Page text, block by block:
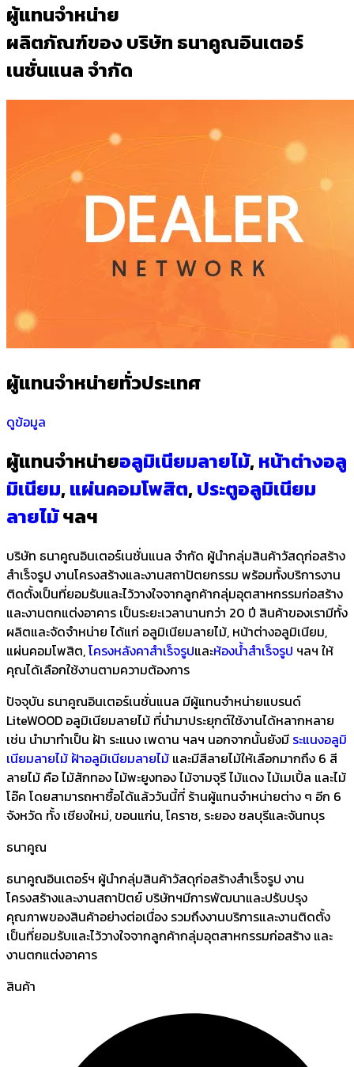
ผู้แทนจำหน่าย
ผลิตภัณฑ์ของ บริษัท ธนาคูณอินเตอร์
เนชั่นแนล จำกัด
ผู้แทนจำหน่ายทั่วประเทศ
ดูข้อมูล
ผู้แทนจำหน่ายอลูมิเนียมลายไม้, หน้าต่างอลู
มิเนียม, แผ่นคอมโพสิต, ประตูอลูมิเนียม
ลายไม้ฯลฯ
บริษัท ธนาคูณอินเตอร์เนชั่นแนล จำกัด ผู้นำกลุ่มสินค้าวัสดุก่อสร้าง
สำเร็จรูป งานโครงสร้างและงานสถาปัตยกรรม พร้อมทั้งบริการงาน
ติดตั้งเป็นที่ยอมรับและไว้วางใจจากลูกค้ากลุ่มอุตสาหกรรมก่อสร้าง
และงานตกแต่งอาคาร เป็นระยะเวลานานกว่า 20 ปี สินค้าของเรามีทั้ง
ผลิตและจัดจำหน่าย ได้แก่ อลูมิเนียมลายไม้, หน้าต่างอลูมิเนียม,
แผ่นคอมโพสิต,โครงหลังคาสำเร็จรูปและห้องน้ำสำเร็จรูป ฯลฯ ให้
คุณได้เลือกใช้งานตามความต้องการ
ปัจจุบัน ธนาคูณอินเตอร์เนชั่นแนล มีผู้แทนจำหน่ายแบรนด์
LiteWOOD อลูมิเนียมลายไม้ ที่นำมาประยุกต์ใช้งานได้หลากหลาย
เช่น นำมาทำเป็น ฝ้า ระแนง เพดาน ฯลฯ นอกจากนั้นยังมี ระแนงอลูมิ
เนียมลายไม้ ฝ้าอลูมิเนียมลายไม้ และมีสีลายไม้ให้เลือกมากถึง 6 สี
ลายไม้ คือ ไม้สักทอง ไม้พะยูงทอง ไม้จามจุรี ไม้แดง ไม้เมเปิ้ล และไม้
โอ๊ค โดยสามารถหาซื้อได้แล้ววันนี้ที่ ร้านผู้แทนจำหน่ายต่าง ๆ อีก 6
จังหวัด ทั้ง เชียงใหม่, ขอนแก่น, โคราช, ระยอง ชลบุรีและจันทบุร
ธนาคูณ
ธนาคูณอินเตอร์ฯ ผู้นำกลุ่มสินค้าวัสดุก่อสร้างสำเร็จรูป งาน
โครงสร้างและงานสถาปัตย์ บริษัทฯมีการพัฒนาและปรับปรุง
คุณภาพของสินค้าอย่างต่อเนื่อง รวมถึงงานบริการและงานติดตั้ง
เป็นที่ยอมรับและไว้วางใจจากลูกค้ากลุ่มอุตสาหกรรมก่อสร้าง และ
งานตกแต่งอาคาร
สินค้า